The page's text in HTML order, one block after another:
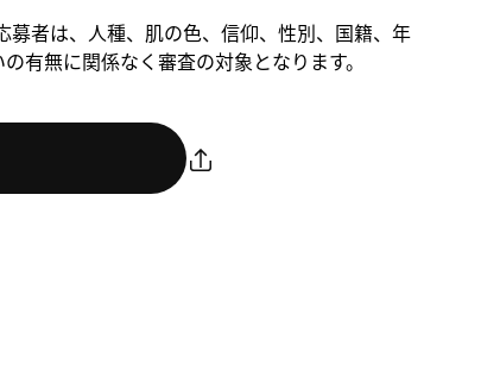
者は、人種、肌の色、信仰、性別、国籍、年
有無に関係なく審査の対象となります。